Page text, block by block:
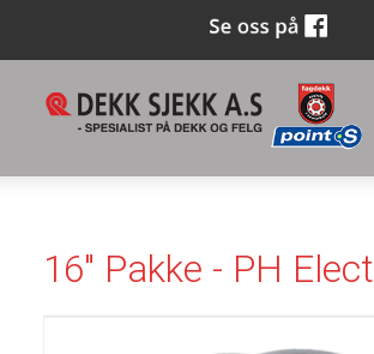
16" Pakke - PH